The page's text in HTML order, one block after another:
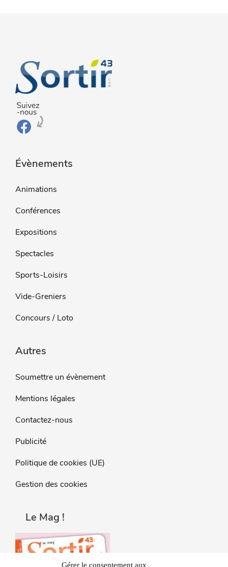
Gérer le consentement aux
Évènements
Animations
Conférences
Expositions
Spectacles
Sports-Loisirs
Vide-Greniers
Concours / Loto
Autres
Soumettre un évènement
Mentions légales
Contactez-nous
Publicité
Politique de cookies (UE)
Gestion des cookies
Le Mag !